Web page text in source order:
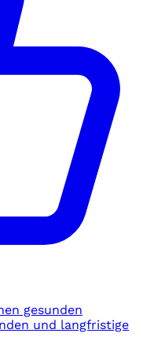
gesunden
und langfristige